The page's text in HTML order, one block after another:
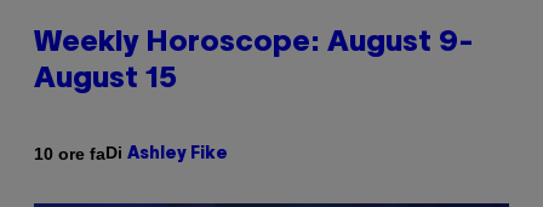
Weekly Horoscope: August 9-
August 15
10 ore faDi Ashley Fike